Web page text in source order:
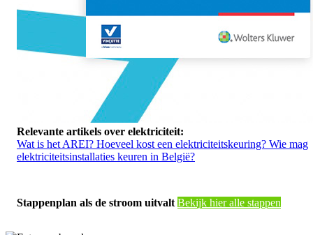
Relevante artikels over elektriciteit:
Wat is het AREI? Hoeveel kost een elektriciteitskeuring? Wie mag
elektriciteitsinstallaties keuren in België?
Stappenplan als de stroom uitvalt Bekijk hier alle stappen